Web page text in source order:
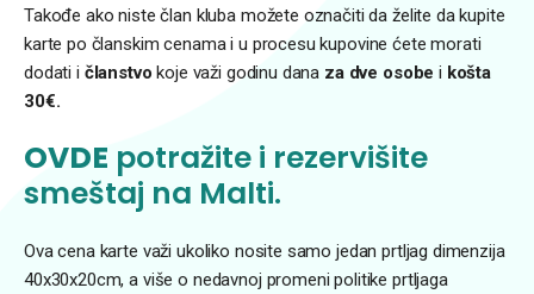
Takođe ako niste član kluba možete označiti da želite da kupite
karte po članskim cenama i u procesu kupovine ćete morati
dodati i članstvo koje važi godinu dana za dve osobe i košta
30€.
OVDE potražite i rezervišite
smeštaj na Malti.
Ova cena karte važi ukoliko nosite samo jedan prtljag dimenzija
40x30x20cm, a više o nedavnoj promeni politike prtljaga